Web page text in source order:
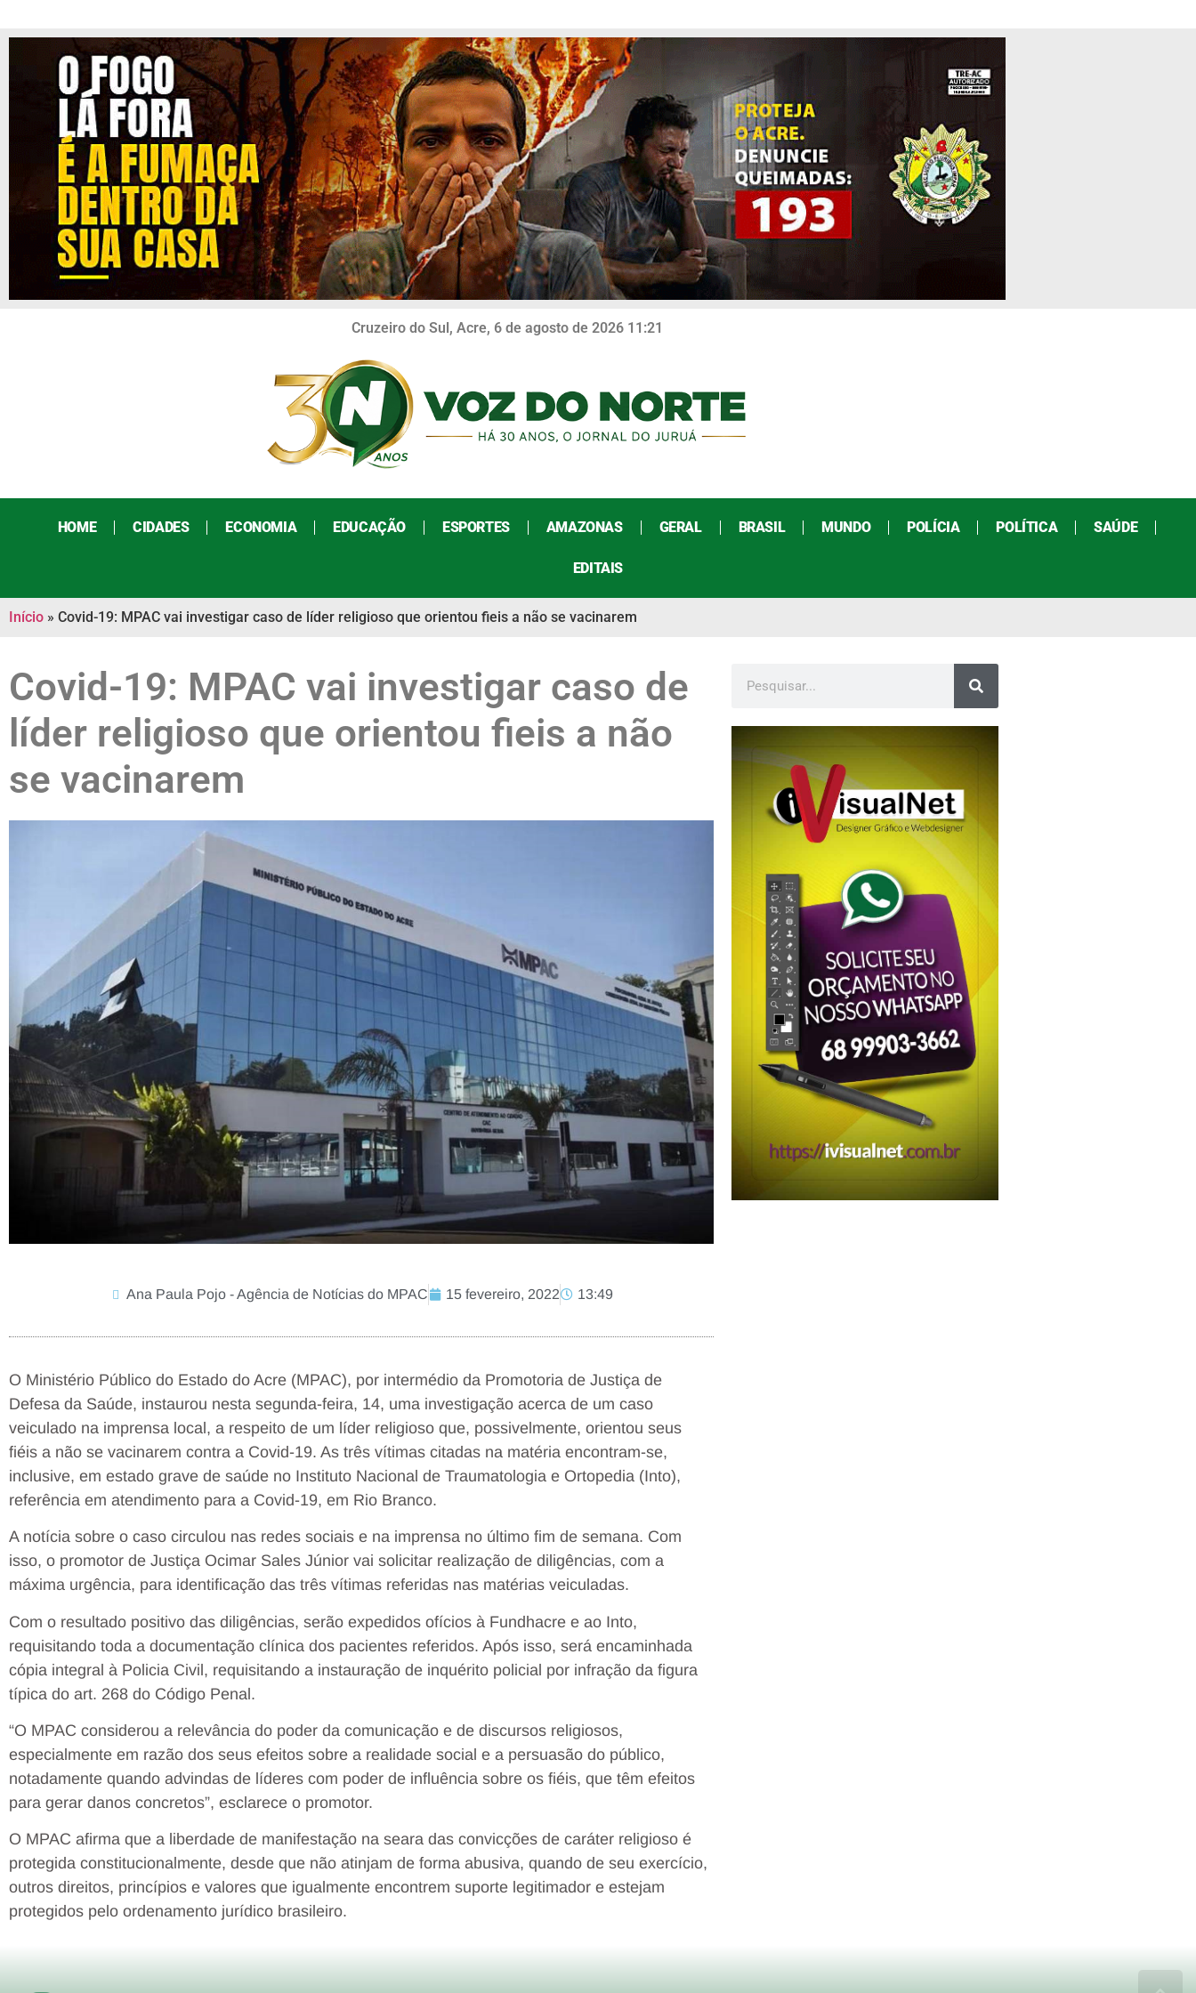
Cruzeiro do Sul, Acre, 6 de agosto de 2026 11:21
HOME CIDADES ECONOMIA EDUCAÇÃO ESPORTES AMAZONAS GERAL BRASIL MUNDO POLÍCIA POLÍTICA SAÚDE
EDITAIS
Início » Covid-19: MPAC vai investigar caso de líder religioso que orientou fieis a não se vacinarem
Covid-19: MPAC vai investigar caso de
líder religioso que orientou fieis a não
se vacinarem
Ana Paula Pojo - Agência de Notícias do MPAC 15 fevereiro, 2022 13:49
O Ministério Público do Estado do Acre (MPAC), por intermédio da Promotoria de Justiça de
Defesa da Saúde, instaurou nesta segunda-feira, 14, uma investigação acerca de um caso
veiculado na imprensa local, a respeito de um líder religioso que, possivelmente, orientou seus
fiéis a não se vacinarem contra a Covid-19. As três vítimas citadas na matéria encontram-se,
inclusive, em estado grave de saúde no Instituto Nacional de Traumatologia e Ortopedia (Into),
referência em atendimento para a Covid-19, em Rio Branco.
A notícia sobre o caso circulou nas redes sociais e na imprensa no último fim de semana. Com
isso, o promotor de Justiça Ocimar Sales Júnior vai solicitar realização de diligências, com a
máxima urgência, para identificação das três vítimas referidas nas matérias veiculadas.
Com o resultado positivo das diligências, serão expedidos ofícios à Fundhacre e ao Into,
requisitando toda a documentação clínica dos pacientes referidos. Após isso, será encaminhada
cópia integral à Policia Civil, requisitando a instauração de inquérito policial por infração da figura
típica do art. 268 do Código Penal.
“O MPAC considerou a relevância do poder da comunicação e de discursos religiosos,
especialmente em razão dos seus efeitos sobre a realidade social e a persuasão do público,
notadamente quando advindas de líderes com poder de influência sobre os fiéis, que têm efeitos
para gerar danos concretos”, esclarece o promotor.
O MPAC afirma que a liberdade de manifestação na seara das convicções de caráter religioso é
protegida constitucionalmente, desde que não atinjam de forma abusiva, quando de seu exercício,
outros direitos, princípios e valores que igualmente encontrem suporte legitimador e estejam
protegidos pelo ordenamento jurídico brasileiro.